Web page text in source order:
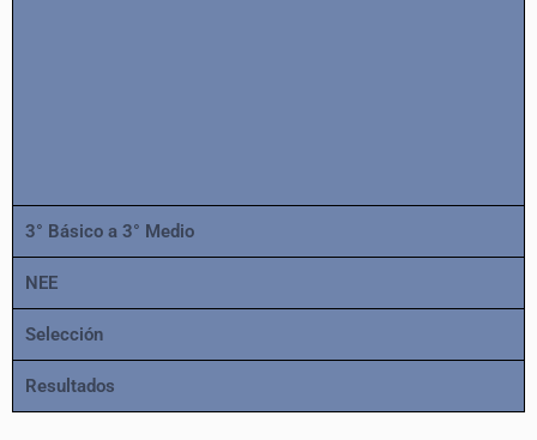
3° Básico a 3° Medio
NEE
Selección
Resultados